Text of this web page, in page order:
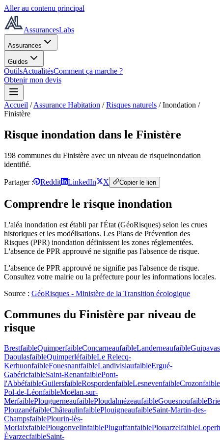
Aller au contenu principal
AssurancesLabs
Assurances
Guides
OutilsActualitésComment ça marche ?
Obtenir mon devis
Accueil /Assurance Habitation /Risques naturels /Inondation /
Finistère
Risque inondation dans le Finistère
198 communes du Finistère avec un niveau de risqueinondation
identifié.
Partager : Reddit LinkedIn X Copier le lien
Comprendre le risque inondation
L'aléa inondation est établi par l'État (GéoRisques) selon les crues
historiques et les modélisations. Les Plans de Prévention des
Risques (PPR) inondation définissent les zones réglementées.
L'absence de PPR approuvé ne signifie pas l'absence de risque.
L'absence de PPR approuvé ne signifie pas l'absence de risque.
Consultez votre mairie ou la préfecture pour les informations locales.
Source : GéoRisques - Ministère de la Transition écologique
Communes du Finistère par niveau de
risque
BrestfaibleQuimperfaibleConcarneaufaibleLanderneaufaibleGuipavas
DaoulasfaibleQuimperléfaibleLe Relecq-
KerhuonfaibleFouesnantfaibleLandivisiaufaibleErgué-
GabéricfaibleSaint-RenanfaiblePont-
l'AbbéfaibleGuilersfaibleRospordenfaibleLesnevenfaibleCrozonfaible
Pol-de-LéonfaibleMoëlan-sur-
MerfaiblePlouguerneaufaiblePloudalmézeaufaibleGouesnoufaible
PlouzanéfaibleChâteaulinfaiblePlouigneaufaibleSaint-Martin-des-
ChampsfaiblePlourin-lès-
MorlaixfaiblePlougonvelinfaiblePluguffanfaiblePlouarzelfaible
ÉvarzecfaibleSaint-